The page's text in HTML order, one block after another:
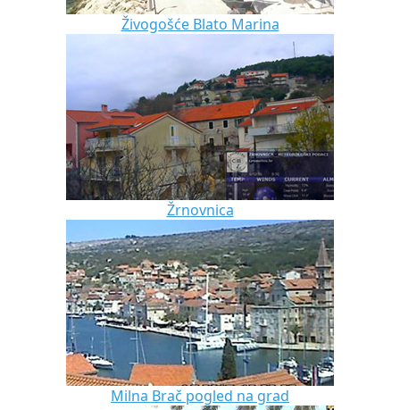
Živogošće Blato Marina
Žrnovnica
Milna Brač pogled na grad